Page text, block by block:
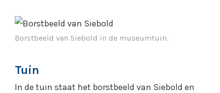
Borstbeeld van Siebold in de museumtuin.
Tuin
In de tuin staat het borstbeeld van Siebold en